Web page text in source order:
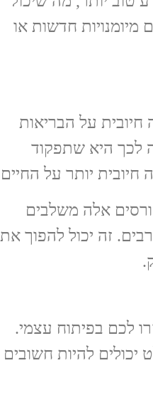
מיומנויות חדשות או
חיובית על הבריאות
לכך היא שתפקוד
חיובית יותר על
אלה משלבים
זה יכול להפוך את
לכם בפיתוח עצמי.
יכולים להיות חשובים